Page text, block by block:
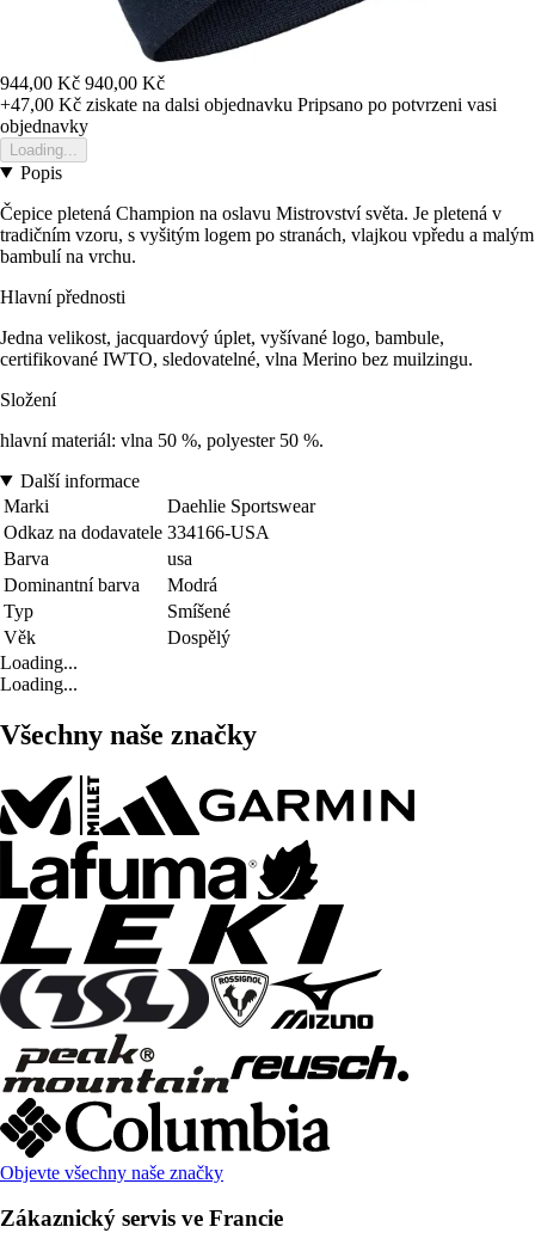
944,00 Kč 940,00 Kč
+47,00 Kč ziskate na dalsi objednavku Pripsano po potvrzeni vasi
objednavky
Loading...
Popis
Čepice pletená Champion na oslavu Mistrovství světa. Je pletená v
tradičním vzoru, s vyšitým logem po stranách, vlajkou vpředu a malým
bambulí na vrchu.
Hlavní přednosti
Jedna velikost, jacquardový úplet, vyšívané logo, bambule,
certifikované IWTO, sledovatelné, vlna Merino bez muilzingu.
Složení
hlavní materiál: vlna 50 %, polyester 50 %.
Další informace
Marki
Daehlie Sportswear
Odkaz na dodavatele 334166-USA
Barva
usa
Dominantní barva
Modrá
Typ
Smíšené
Věk
Dospělý
Loading...
Loading...
Všechny naše značky
Objevte všechny naše značky
Zákaznický servis ve Francie